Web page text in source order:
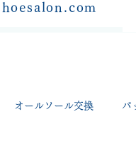
オールソール交換 バ